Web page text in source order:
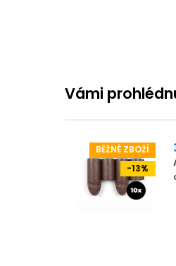
Vámi
BĚŽNÉ ZBOŽÍ
-13%